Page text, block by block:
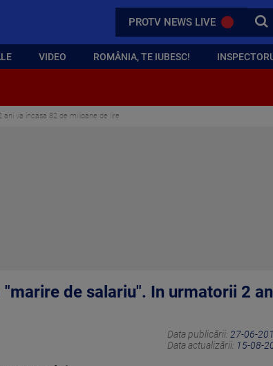
PROTV NEWS LIVE
VIDEO ROMÂNIA, TE IUBESC!
ani va incasa 82 de milioane de lire
de salariu". In urmatorii 2
Data publicării: 27-06-
Data actualizării: 15-08-